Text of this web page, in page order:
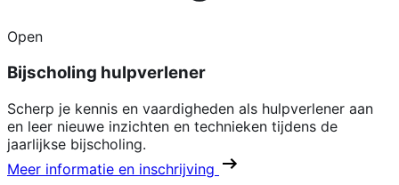
Open
Bijscholing hulpverlener
Scherp je kennis en vaardigheden als hulpverlener aan
en leer nieuwe inzichten en technieken tijdens de
jaarlijkse bijscholing.
Meer informatie en inschrijving